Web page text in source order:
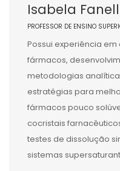
Isabela
PROFESSOR DE ENSINO
Possui experiência
fármacos,
metodologias
estratégias para
fármacos pouco
cocristais
testes de dissolução
sistemas